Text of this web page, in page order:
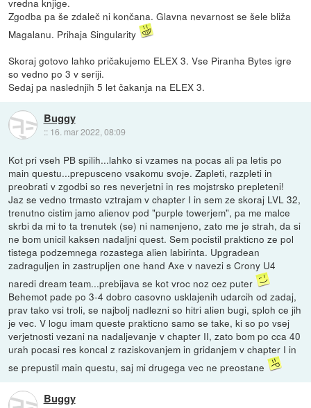
Zgodba pa še zdaleč ni končana. Glavna nevarnost se šele bliža
Magalanu. Prihaja Singularity
Skoraj gotovo lahko pričakujemo ELEX 3. Vse Piranha Bytes igre
so vedno po 3 v seriji.
Sedaj pa naslednjih 5 let čakanja na ELEX 3.
Buggy
:: 16. mar 2022, 08:09
Kot pri vseh PB spilih...lahko si vzames na pocas ali pa letis po
main questu...prepusceno vsakomu svoje. Zapleti, razpleti in
preobrati v zgodbi so res neverjetni in res mojstrsko prepleteni!
Jaz se vedno trmasto vztrajam v chapter I in sem ze skoraj LVL 32,
trenutno cistim jamo alienov pod "purple towerjem", pa me malce
skrbi da mi to ta trenutek (se) ni namenjeno, zato me je strah, da si
ne bom unicil kaksen nadaljni quest. Sem pocistil prakticno ze pol
tistega podzemnega rozastega alien labirinta. Upgradean
zadraguljen in zastrupljen one hand Axe v navezi s Crony U4
naredi dream team...prebijava se kot vroc noz cez puter
Behemot pade po 3-4 dobro casovno usklajenih udarcih od zadaj,
prav tako vsi troli, se najbolj nadlezni so hitri alien bugi, sploh ce jih
je vec. V logu imam queste prakticno samo se take, ki so po vsej
verjetnosti vezani na nadaljevanje v chapter II, zato bom po cca 40
urah pocasi res koncal z raziskovanjem in gridanjem v chapter I in
se prepustil main questu, saj mi drugega vec ne preostane
Buggy